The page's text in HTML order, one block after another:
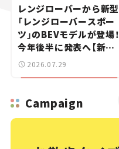
レンジローバーから新型
「レンジローバースポー
ツ」のBEVモデルが登場！
今年後半に発表へ【新車
ニュース】
2026.07.29
Campaign